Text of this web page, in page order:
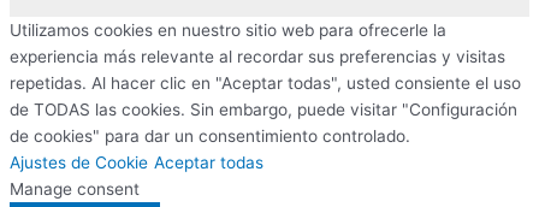
Utilizamos cookies en nuestro sitio web para ofrecerle la
experiencia más relevante al recordar sus preferencias y visitas
repetidas. Al hacer clic en "Aceptar todas", usted consiente el uso
de TODAS las cookies. Sin embargo, puede visitar "Configuración
de cookies" para dar un consentimiento controlado.
Ajustes de Cookie Aceptar todas
Manage consent